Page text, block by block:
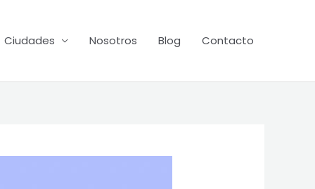
Ciudades Nosotros Blog Contacto